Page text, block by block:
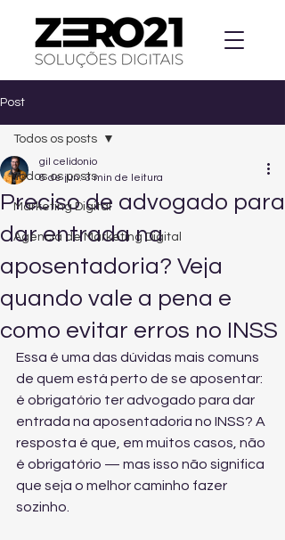
Post
Todos os posts
Marketing Digital
Agencia de Marketing Digital
Todos os posts
Preciso de advogado para
dar entrada na
aposentadoria? Veja
quando vale a pena e
como evitar erros no INSS
gil celidonio
6 de jun. 3 min de leitura
Essa é uma das dúvidas mais comuns
de quem está perto de se aposentar:
é obrigatório ter advogado para dar
entrada na aposentadoria no INSS? A
resposta é que, em muitos casos, não
é obrigatório — mas isso não significa
que seja o melhor caminho fazer
sozinho.